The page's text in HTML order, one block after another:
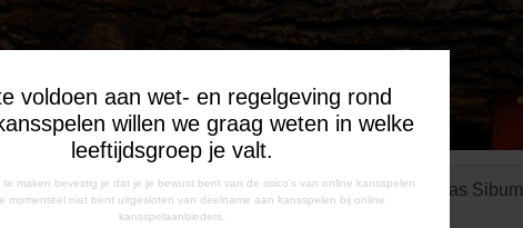
voldoen aan wet- en regelgeving rond
willen we graag weten in welke
leeftijdsgroep je valt.
te maken bevestig je dat je je bewust bent van de risico's van online kansspelen
momenteel niet bent uitgesloten van deelname aan kansspelen bij online
kansspelaanbieders.
links naar rechts: Casper Goedkoop, Dick Lukkien, Bas
Richard Moes. Foto: Jan Kanning